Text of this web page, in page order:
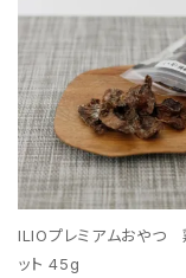
meeting_room ログイン
ILIOプレミアムおやつ
ット 45g